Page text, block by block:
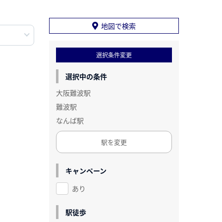
地図で検索
選択条件変更
選択中の条件
大阪難波駅
難波駅
なんば駅
駅を変更
キャンペーン
あり
駅徒歩